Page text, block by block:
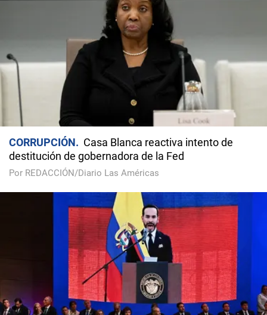
CORRUPCIÓN
Casa Blanca reactiva intento de
destitución de gobernadora de la Fed
Por REDACCIÓN/Diario Las Américas